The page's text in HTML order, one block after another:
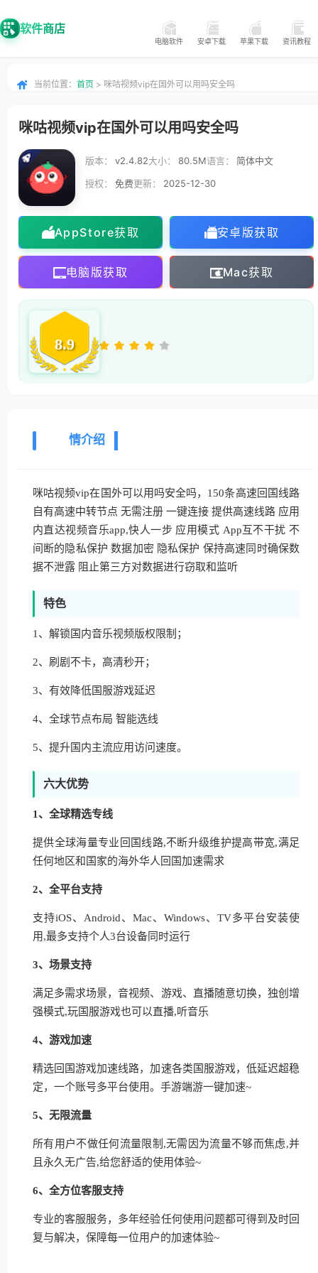
软件商店
电脑软件 安卓下载 苹果下载 资讯教程
当前位置： 首页 > 咪咕视频vip在国外可以用吗安全吗
咪咕视频vip在国外可以用吗安全吗
版本： v2.4.82大小： 80.5M语言：
简体中文
授权：
免费更新： 2025-12-30
AppStore获取 安卓版获取
电脑版获取 Mac获取
8.9
情介绍
咪咕视频vip在国外可以用吗安全吗，150条高速回国线路
自有高速中转节点 无需注册 一键连接 提供高速线路 应用
内直达视频音乐app,快人一步 应用模式 App互不干扰 不
间断的隐私保护 数据加密 隐私保护 保持高速同时确保数
据不泄露 阻止第三方对数据进行窃取和监听
特色
1、解锁国内音乐视频版权限制；
2、刷剧不卡，高清秒开；
3、有效降低国服游戏延迟
4、全球节点布局 智能选线
5、提升国内主流应用访问速度。
六大优势
1、全球精选专线
提供全球海量专业回国线路,不断升级维护提高带宽,满足
任何地区和国家的海外华人回国加速需求
2、全平台支持
支持iOS、Android、Mac、Windows、TV多平台安装使
用,最多支持个人3台设备同时运行
3、场景支持
满足多需求场景，音视频、游戏、直播随意切换，独创增
强模式,玩国服游戏也可以直播,听音乐
4、游戏加速
精选回国游戏加速线路，加速各类国服游戏，低延迟超稳
定，一个账号多平台使用。手游端游一键加速~
5、无限流量
所有用户不做任何流量限制,无需因为流量不够而焦虑,并
且永久无广告,给您舒适的使用体验~
6、全方位客服支持
专业的客服服务，多年经验任何使用问题都可得到及时回
复与解决，保障每一位用户的加速体验~